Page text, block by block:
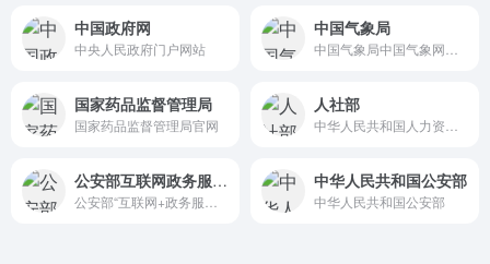
中国政府网
中央人民政府门户网站
中国气象局
国家药品监督管理局
国家药品监督管理局官网
人社部
公安部互联网政务服务平台 中华人民共和国公安部
中华人民共和国公安部